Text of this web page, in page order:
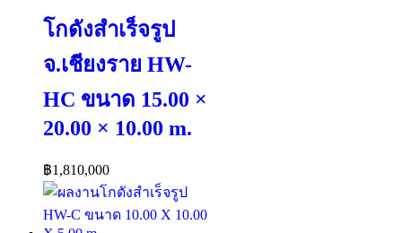
โกดังสำเร็จรูป
จ.เชียงราย HW-
HC ขนาด 15.00 ×
20.00 × 10.00 m.
฿1,810,000